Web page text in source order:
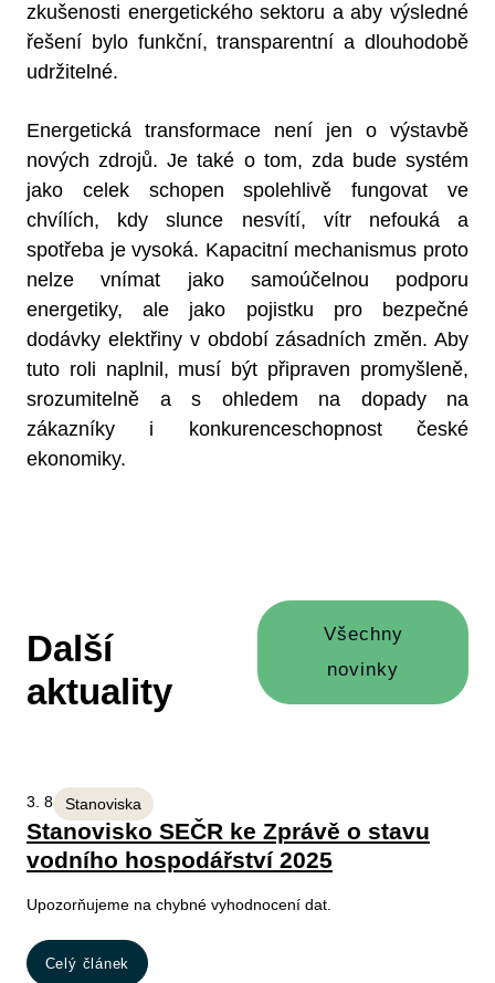
zkušenosti energetického sektoru a aby výsledné
řešení bylo funkční, transparentní a dlouhodobě
udržitelné.
Energetická transformace není jen o výstavbě
nových zdrojů. Je také o tom, zda bude systém
jako celek schopen spolehlivě fungovat ve
chvílích, kdy slunce nesvítí, vítr nefouká a
spotřeba je vysoká. Kapacitní mechanismus proto
nelze vnímat jako samoúčelnou podporu
energetiky, ale jako pojistku pro bezpečné
dodávky elektřiny v období zásadních změn. Aby
tuto roli naplnil, musí být připraven promyšleně,
srozumitelně a s ohledem na dopady na
zákazníky i konkurenceschopnost české
ekonomiky.
Další
aktuality
Všechny
novinky
Stanoviska
3. 8. 2026
Stanovisko SEČR ke Zprávě o stavu
vodního hospodářství 2025
Upozorňujeme na chybné vyhodnocení dat.
Celý článek